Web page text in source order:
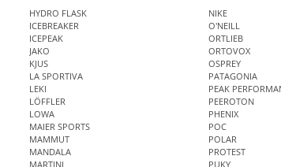
HYDRO FLASK
ICEBREAKER
ICEPEAK
JAKO
KJUS
LA SPORTIVA
LEKI
LÖFFLER
LOWA
MAIER SPORTS
MAMMUT
MANDALA
MARTINI
NIKE
O'NEILL
ORTLIEB
ORTOVOX
OSPREY
PATAGONIA
PEAK
PEEROTON
PHENIX
POC
POLAR
PROTEST
PUKY